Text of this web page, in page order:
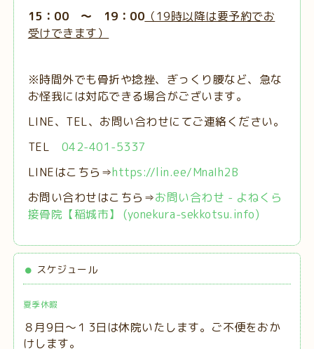
15：00 ～ 19：00 （19時以降は要予約でお
受けできます）
※時間外でも骨折や捻挫、ぎっくり腰など、急な
お怪我には対応できる場合がございます。
LINE、TEL、お問い合わせにてご連絡ください。
TEL 042-401-5337
LINEはこちら⇒https://lin.ee/MnaIh2B
お問い合わせはこちら⇒お問い合わせ - よねくら
接骨院【稲城市】 (yonekura-sekkotsu.info)
スケジュール
夏季休暇
８月9日～１3日は休院いたします。ご不便をおか
けします。